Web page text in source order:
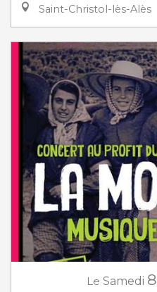
Saint-Christol-lès-Alès
Le Samedi 8